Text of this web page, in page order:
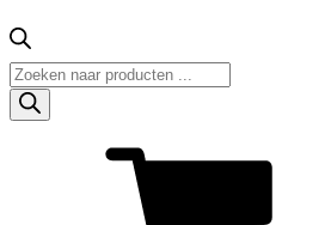
Producten
zoeken